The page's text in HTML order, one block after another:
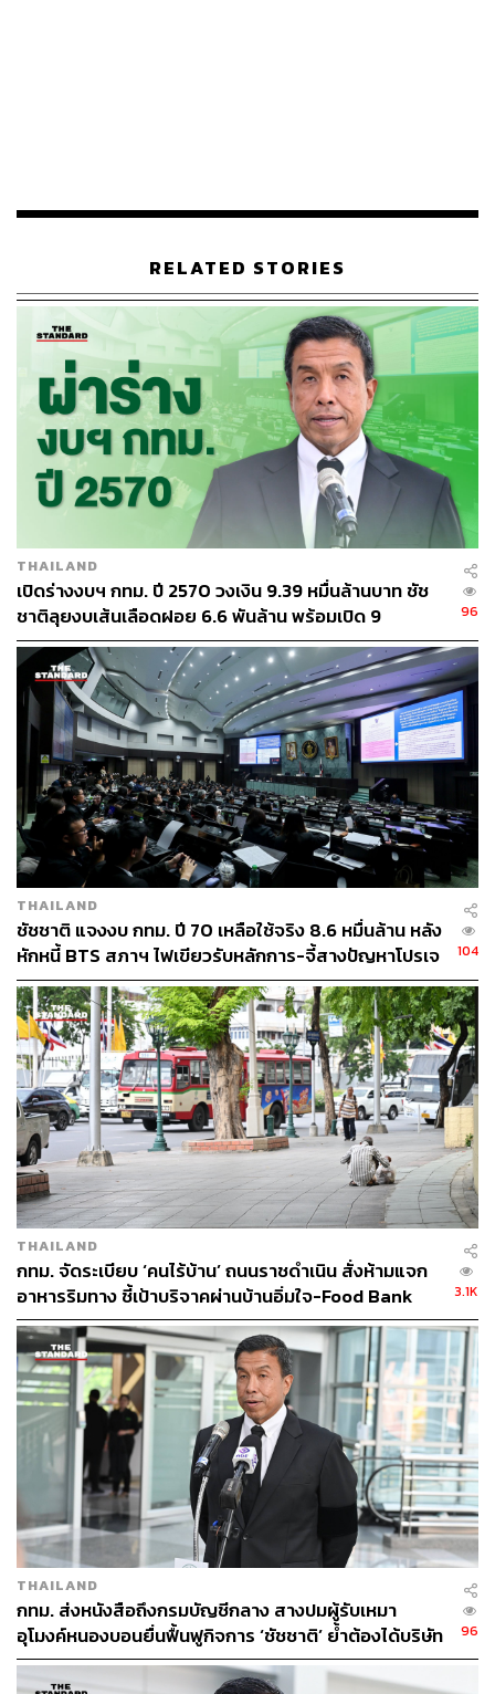
RELATED STORIES
THAILAND
เปิดร่างงบฯ กทม. ปี 2570 วงเงิน 9.39 หมื่นล้านบาท ชัช
ชาติลุยงบเส้นเลือดฝอย 6.6 พันล้าน พร้อมเปิด 9
ยุทธศาสตร์พัฒนาเมือง
96
THAILAND
ชัชชาติ แจงงบ กทม. ปี 70 เหลือใช้จริง 8.6 หมื่นล้าน หลัง
หักหนี้ BTS สภาฯ ไฟเขียวรับหลักการ-จี้สางปัญหาโปรเจ
กต์ล่าช้า
104
THAILAND
กทม. จัดระเบียบ ‘คนไร้บ้าน’ ถนนราชดำเนิน สั่งห้ามแจก
อาหารริมทาง ชี้เป้าบริจาคผ่านบ้านอิ่มใจ-Food Bank
3.1K
THAILAND
กทม. ส่งหนังสือถึงกรมบัญชีกลาง สางปมผู้รับเหมา
อุโมงค์หนองบอนยื่นฟื้นฟูกิจการ ‘ชัชชาติ’ ย้ำต้องได้บริษัท
มั่นคง เร่งแก้บิ๊กโปรเจกต์ดีเลย์
96